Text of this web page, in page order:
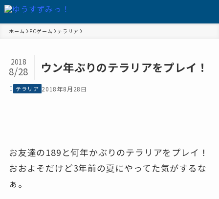
ホーム PCゲーム テラリア
ウン年ぶりのテラリアをプレイ！
2018
8/28
テラリア 2018年8月28日
お友達の189と何年かぶりのテラリアをプレイ！
おおよそだけど3年前の夏にやってた気がするな
ぁ。